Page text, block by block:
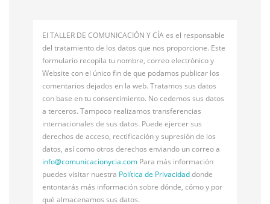
El TALLER DE COMUNICACIÓN Y CÍA es el responsable
del tratamiento de los datos que nos proporcione. Este
formulario recopila tu nombre, correo electrónico y
Website con el único fin de que podamos publicar los
comentarios dejados en la web. Tratamos sus datos
con base en tu consentimiento. No cedemos sus datos
a terceros. Tampoco realizamos transferencias
internacionales de sus datos. Puede ejercer sus
derechos de acceso, rectificación y supresión de los
datos, así como otros derechos enviando un correo a
info@comunicacionycia.com Para más información
puedes visitar nuestra Política de Privacidaddonde
entontarás más información sobre dónde, cómo y por
qué almacenamos sus datos.